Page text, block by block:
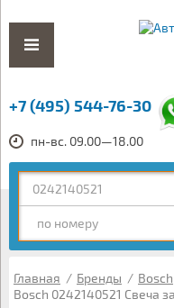
+7 (495) 544-76-30
пн-вс. 09.00—18.00
по номеру
Главная / Бренды / Bosch
Bosch 0242140521 Свеча